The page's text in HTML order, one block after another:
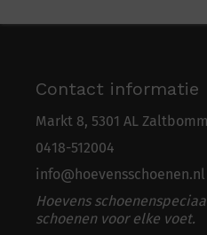
Contact informatie
Markt 8, 5301 AL
0418-512004
info@hoevensschoenen.nl
Hoevens
schoenen voor elke voet.